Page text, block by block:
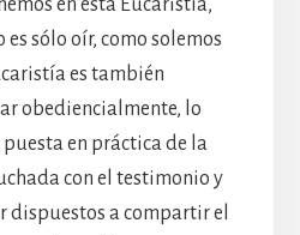
sólo oír, como solemos
es también
obediencialmente, lo
en práctica de la
con el testimonio y
dispuestos a compartir el